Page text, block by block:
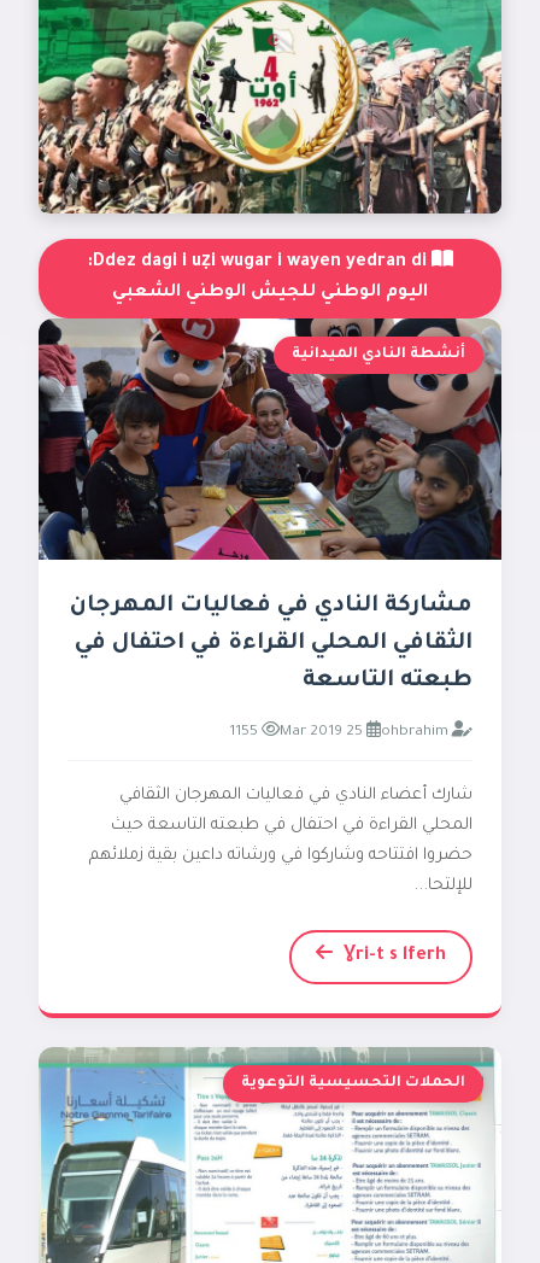
Ddez dagi i uẓi wugar i wayen yedran di:
اليوم الوطني للجيش الوطني الشعبي
أنشطة النادي الميدانية
مشاركة النادي في فعاليات المهرجان
الثقافي المحلي القراءة في احتفال في
طبعته التاسعة
ohbrahim
شارك أعضاء النادي في فعاليات المهرجان الثقافي
المحلي القراءة في احتفال في طبعته التاسعة حيث
حضروا افتتاحه وشاركوا في ورشاته داعين بقية زملائهم
للإلتحا...
Ɣri-t s lferh
الحملات التحسيسية التوعوية